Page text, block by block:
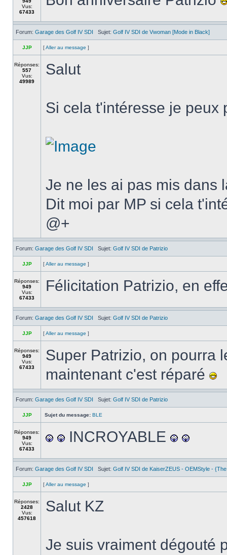
Vus:
67433
Forum: Garage des Golf IV SDI Sujet: Golf IV SDI de Vwoman [Mode in Black]
JJP [Aller au message ]
Réponses:
557
Vus:
49989
Salut
Si cela t'intéresse je peux
Je ne les ai pas mis dans
Dit moi par MP si cela
@+
Forum: Garage des Golf IV SDI Sujet: Golf IV SDI de Patrizio
JJP [Aller au message ]
Réponses:
949
Vus:
67433
Félicitation Patrizio, en
Forum: Garage des Golf IV SDI Sujet: Golf IV SDI de Patrizio
JJP [Aller au message ]
Réponses:
949
Vus:
67433
Super Patrizio, on pourra
maintenant c'est réparé
Forum: Garage des Golf IV SDI Sujet: Golf IV SDI de Patrizio
JJP Sujet du message: BLE
Réponses:
949
Vus:
67433
INCROYABLE
Forum: Garage des Golf IV SDI Sujet: Golf IV SDI de KaiserZEUS - OEMStyle -
JJP [Aller au message ]
Réponses:
2428
Vus:
457618
Salut KZ
Je suis vraiment dégouté